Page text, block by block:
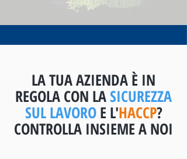
LA TUA AZIENDA È IN
REGOLA CON LASICUREZZA
SUL LAVOROE L'HACCP?
CONTROLLA INSIEME A NOI